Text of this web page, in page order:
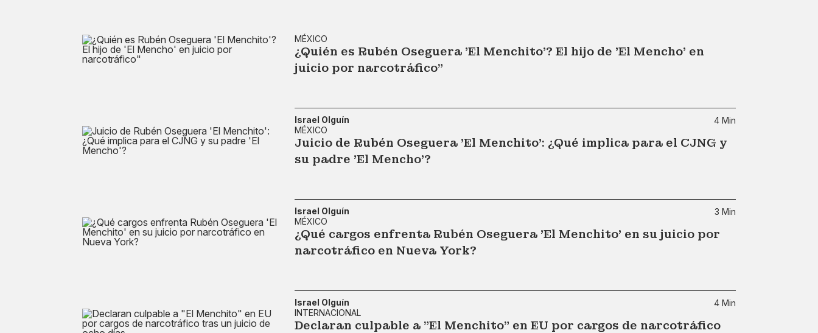
MÉXICO
¿Quién es Rubén Oseguera 'El Menchito'? El hijo de 'El Mencho' en
juicio por narcotráfico"
Israel Olguín
4 Min
MÉXICO
Juicio de Rubén Oseguera 'El Menchito': ¿Qué implica para el CJNG y
su padre 'El Mencho'?
Israel Olguín
3 Min
MÉXICO
¿Qué cargos enfrenta Rubén Oseguera 'El Menchito' en su juicio por
narcotráfico en Nueva York?
Israel Olguín
4 Min
INTERNACIONAL
Declaran culpable a "El Menchito" en EU por cargos de narcotráfico